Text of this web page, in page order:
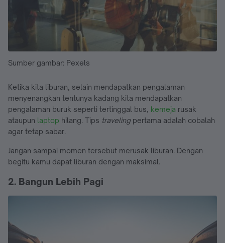
Sumber gambar: Pexels
Ketika kita liburan, selain mendapatkan pengalaman
menyenangkan tentunya kadang kita mendapatkan
pengalaman buruk seperti tertinggal bus, kemeja rusak
ataupun laptop hilang. Tips travelingpertama adalah cobalah
agar tetap sabar.
Jangan sampai momen tersebut merusak liburan. Dengan
begitu kamu dapat liburan dengan maksimal.
2. Bangun Lebih Pagi